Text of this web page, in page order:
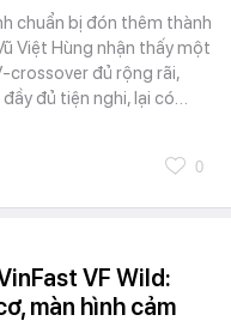
chuẩn bị đón thêm thành
Việt Hùng nhận thấy một
crossover đủ rộng rãi,
đủ tiện nghi, lại có…
0
VF Wild:
màn hình cảm